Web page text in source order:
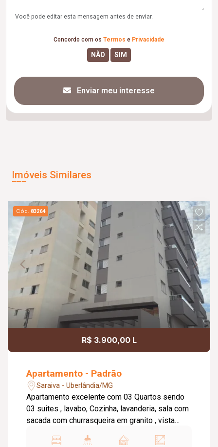
Você pode editar esta mensagem antes de enviar.
Concordo com os Termos e Privacidade
Enviar meu interesse
Imóveis Similares
Cód. 83264
R$ 3.900,00 L
Apartamento - Padrão
Saraiva - Uberlândia/MG
Apartamento excelente com 03 Quartos sendo
03 suites , lavabo, Cozinha, lavanderia, sala com
sacada com churrasqueira em granito , vista
Piso : Porcenalato, o condomínio oferece